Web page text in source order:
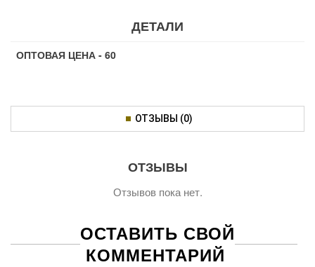
ДЕТАЛИ
ОПТОВАЯ ЦЕНА - 60
ОТЗЫВЫ (0)
ОТЗЫВЫ
Отзывов пока нет.
ОСТАВИТЬ СВОЙ
КОММЕНТАРИЙ